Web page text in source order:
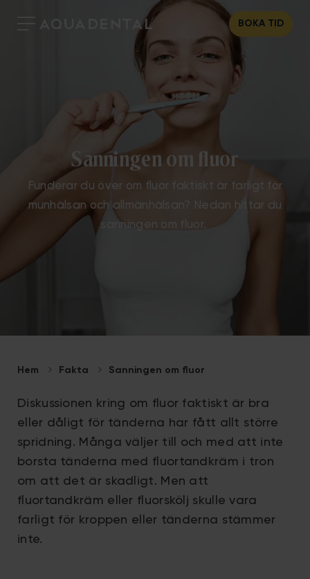
BOKA TID
Sanningen om fluor
Funderar du över om fluor faktiskt är farligt för
munhälsan och allmänhälsan? Nedan hittar du
sanningen om fluor.
Hem Fakta Sanningen om fluor
Diskussionen kring om fluor faktiskt är bra
eller dåligt för tänderna har fått allt större
spridning. Många väljer till och med att inte
borsta tänderna med fluortandkräm i tron
om att det är skadligt. Men att
fluortandkräm eller fluorskölj skulle vara
farligt för kroppen eller tänderna stämmer
inte.